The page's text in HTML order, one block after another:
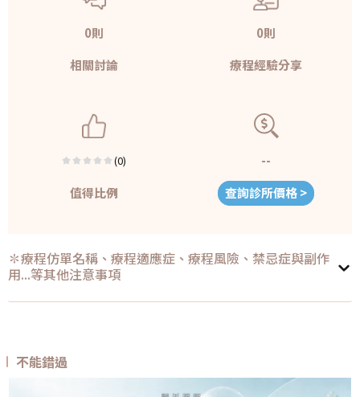
0則
相關討論
0則
療程經驗分享
(0)
值得比例
--
查詢診所價格 >
✽療程仿單名稱、療程適應症、療程風險、禁忌症與副作
用...等其他注意事項
不能錯過